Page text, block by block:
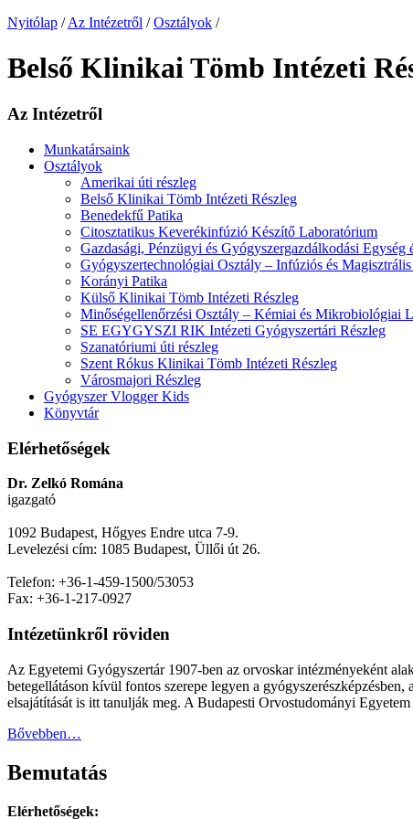
Nyitólap / Az Intézetről / Osztályok /
Belső Klinikai Tömb Intézeti
Az Intézetről
Munkatársaink
Osztályok
Amerikai úti részleg
Belső Klinikai Tömb Intézeti Részleg
Benedekfű Patika
Citosztatikus Keverékinfúzió Készítő Laboratórium
Gazdasági, Pénzügyi és Gyógyszergazdálkodási Egység
Gyógyszertechnológiai Osztály – Infúziós és
Korányi Patika
Külső Klinikai Tömb Intézeti Részleg
Minőségellenőrzési Osztály – Kémiai és Mikrobiológiai
SE EGYGYSZI RIK Intézeti Gyógyszertári Részleg
Szanatóriumi úti részleg
Szent Rókus Klinikai Tömb Intézeti Részleg
Városmajori Részleg
Gyógyszer Vlogger Kids
Könyvtár
Elérhetőségek
Dr. Zelkó Romána
igazgató
1092 Budapest, Hőgyes Endre utca 7-9.
Levelezési cím: 1085 Budapest, Üllői út 26.
Telefon: +36-1-459-1500/53053
Fax: +36-1-217-0927
Intézetünkről röviden
Az Egyetemi Gyógyszertár 1907-ben az orvoskar intézményeként
betegellátáson kívül fontos szerepe legyen a
elsajátítását is itt tanulják meg. A Budapesti Orvostudományi
Bővebben…
Bemutatás
Elérhetőségek: